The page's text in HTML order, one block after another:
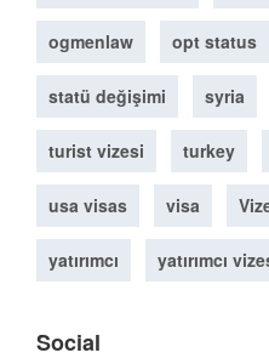
ogmenlaw opt status
statü değişimi syria
turist vizesi turkey
usa visas visa
yatırımcı yatırımcı
Social